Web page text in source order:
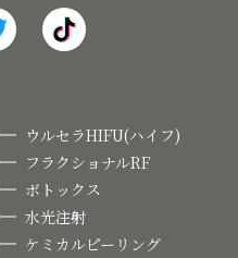
ウルセラHIFU(ハイフ)
フラクショナルRF
ボトックス
水光注射
ケミカルピーリング